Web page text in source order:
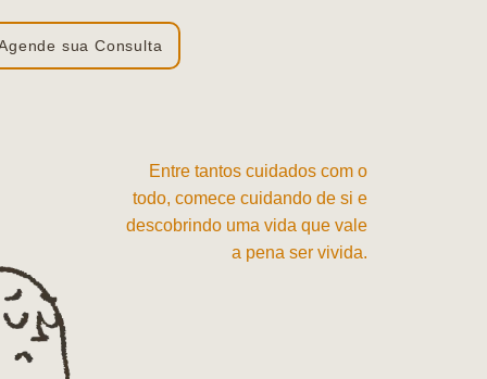
sua Consulta
Entre tantos cuidados com o
todo, comece cuidando de si e
descobrindo uma vida que vale
a pena ser vivida.